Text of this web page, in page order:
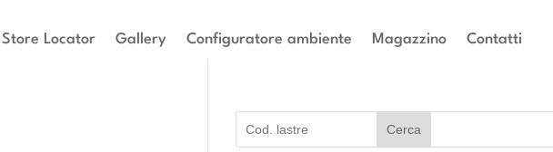
Store Locator Gallery Configuratore ambiente Magazzino Contatti
Cerca